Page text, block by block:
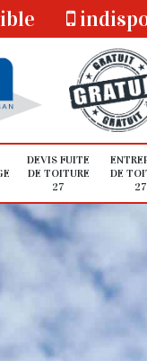
DEVIS FUITE
DE TOITURE
27
DE
27